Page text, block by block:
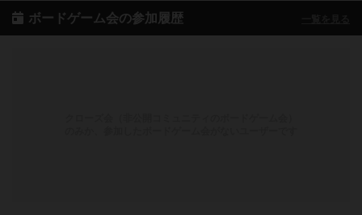
ボードゲーム会の参加履歴